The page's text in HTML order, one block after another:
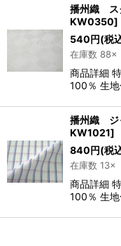
播州織 ス
KW0350]
540円(税
在庫数
商品詳細
100％ 生
播州織 ジ
KW1021]
840円(税
在庫数 13×
商品詳細
100％ 生